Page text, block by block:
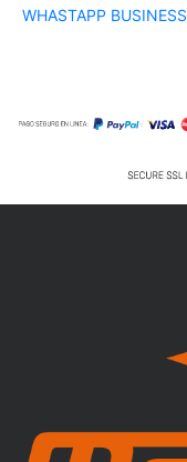
WHASTAPP BUSINESS